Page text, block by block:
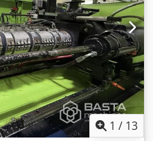
1 / 13